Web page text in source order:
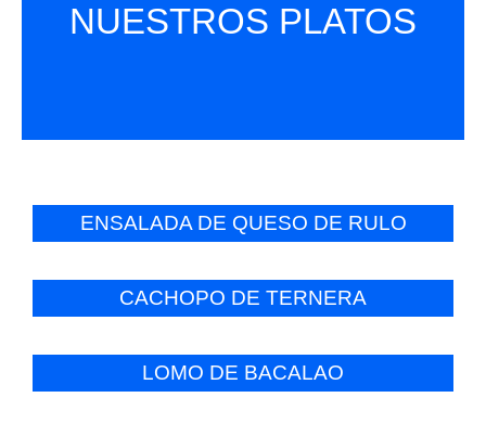
NUESTROS PLATOS
ENSALADA DE QUESO DE RULO
CACHOPO DE TERNERA
LOMO DE BACALAO